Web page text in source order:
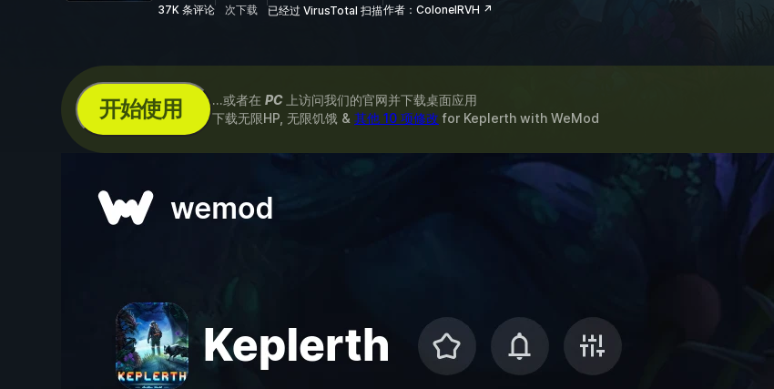
37K 条评论 次下载 已经过 VirusTotal 扫描作者：ColonelRVH ↗
开始使用 ...或者在 PC上访问我们的官网并下载桌面应用
下载无限HP, 无限饥饿 & 其他 10 项修改 for Keplerth with WeMod